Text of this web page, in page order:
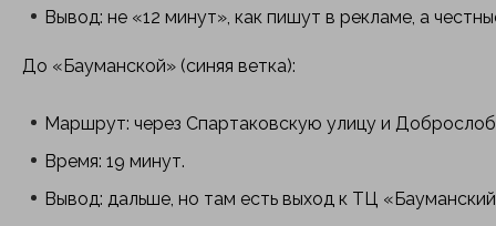
Вывод: не «12 минут», как пишут в рекламе, а
До «Бауманской» (синяя ветка):
Маршрут: через Спартаковскую улицу и
Время: 19 минут.
Вывод: дальше, но там есть выход к ТЦ